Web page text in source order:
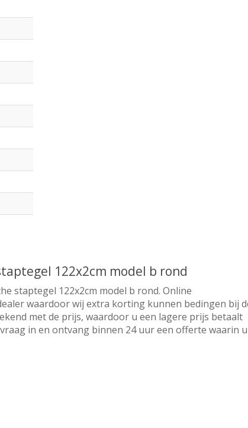
122x2cm model b rond
staptegel 122x2cm model b rond. Online
waardoor wij extra korting kunnen bedingen bij
met de prijs, waardoor u een lagere prijs betaalt
in en ontvang binnen 24 uur een offerte waarin u